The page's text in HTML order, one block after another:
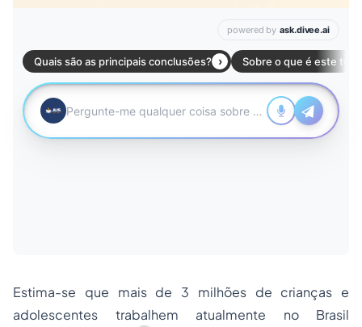
Estima-se que mais de 3 milhões de crianças e
adolescentes trabalhem atualmente no Brasil